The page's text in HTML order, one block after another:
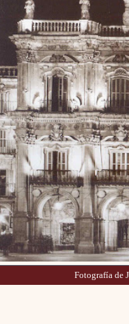
Fotografía de